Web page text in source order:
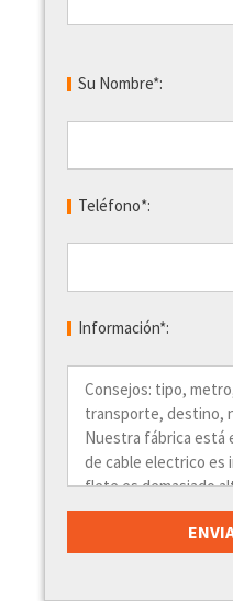
Su Nombre*:
Teléfono*:
Información*: